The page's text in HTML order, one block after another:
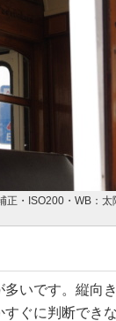
正・ISO200・WB：太
いです。縦向
ぐに判断でき